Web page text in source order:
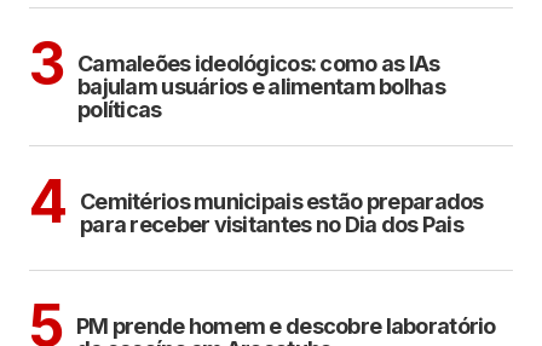
3 Camaleões ideológicos: como as IAs
bajulam usuários e alimentam bolhas
políticas
4
Cemitérios municipais estão preparados
para receber visitantes no Dia dos Pais
5 PM prende homem e descobre laboratório